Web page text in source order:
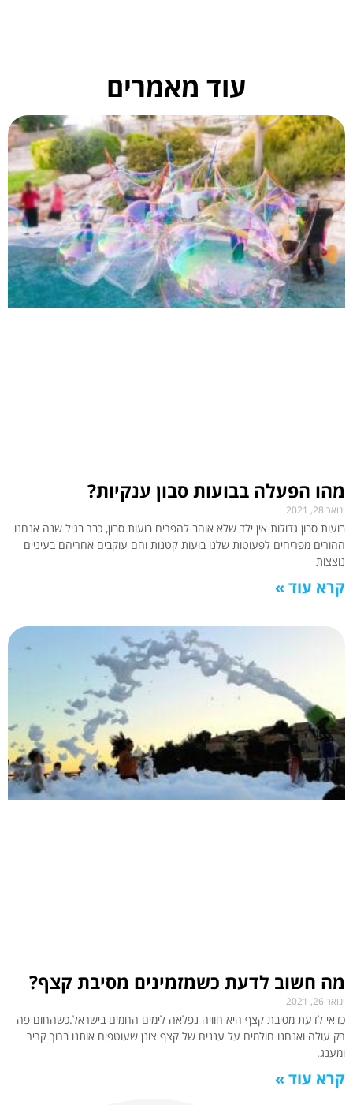
עוד מאמרים
מהו הפעלה בבועות סבון ענקיות?
ינואר 28, 2021
בועות סבון גדולות אין ילד שלא אוהב להפריח בועות סבון, כבר בגיל שנה אנחנו
ההורים מפריחים לפעוטות שלנו בועות קטנות והם עוקבים אחריהם בעיניים
נוצצות
קרא עוד »
מה חשוב לדעת כשמזמינים מסיבת קצף?
ינואר 26, 2021
כדאי לדעת מסיבת קצף היא חוויה נפלאה לימים החמים בישראל.כשהחום פה
רק עולה ואנחנו חולמים על עננים של קצף צונן שעוטפים אותנו ברוך קריר
ומענג.
קרא עוד »